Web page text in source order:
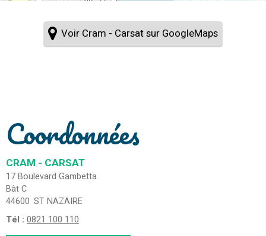
Voir Cram - Carsat sur GoogleMaps
Coordonnées
CRAM - CARSAT
17 Boulevard Gambetta
Bât C
44600 ST NAZAIRE
Tél : 0821 100 110